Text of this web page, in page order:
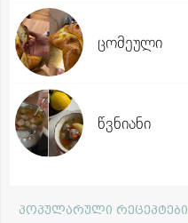
ცომეული
წვნიანი
პოპულარული რეცეპტები